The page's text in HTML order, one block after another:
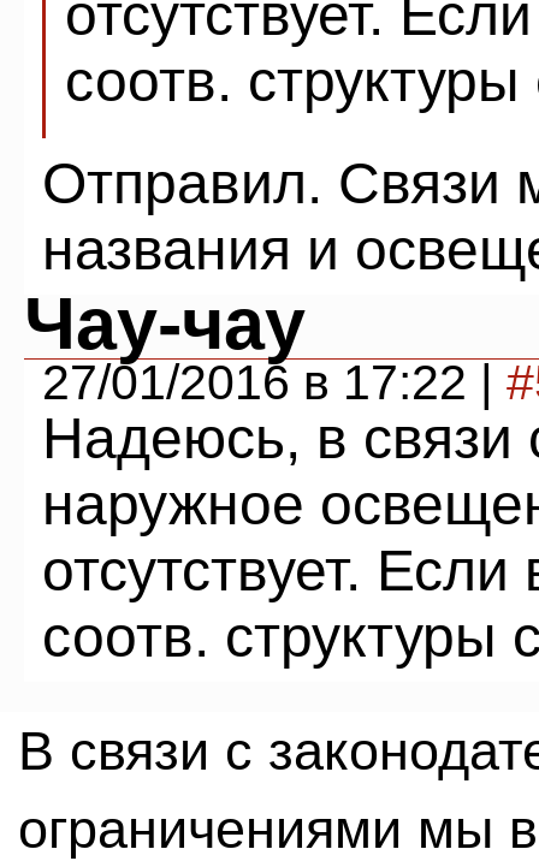
отсутствует.
соотв.
Отправил. Связи
названия и
Чау-чау
27/01/2016 в 17:22 |
Надеюсь, в связи
наружное
отсутствует.
соотв. структуры
В связи с
ограничениями мы